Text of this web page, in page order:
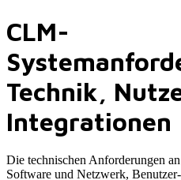
CLM-
Technik,
Integrationen
Die technischen Anforderungen
Software und Netzwerk,